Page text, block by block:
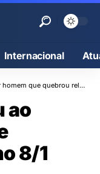
Internacional
que quebrou relógio no 8/1
ao
8/1